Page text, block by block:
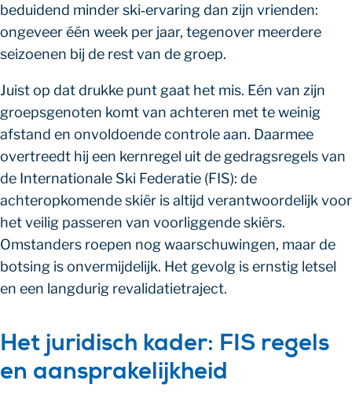
beduidend minder ski‑ervaring dan zijn vrienden:
ongeveer één week per jaar, tegenover meerdere
seizoenen bij de rest van de groep.
Juist op dat drukke punt gaat het mis. Eén van zijn
groepsgenoten komt van achteren met te weinig
afstand en onvoldoende controle aan. Daarmee
overtreedt hij een kernregel uit de gedragsregels van
de Internationale Ski Federatie (FIS): de
achteropkomende skiër is altijd verantwoordelijk voor
het veilig passeren van voorliggende skiërs.
Omstanders roepen nog waarschuwingen, maar de
botsing is onvermijdelijk. Het gevolg is ernstig letsel
en een langdurig revalidatietraject.
Het juridisch kader: FIS regels
en aansprakelijkheid